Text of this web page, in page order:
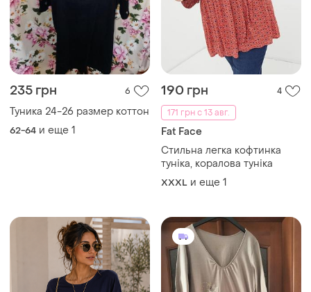
235 грн 6
Туника 24-26 размер коттон
62-64 и еще
190 грн
171 грн с 13 авг.
Стильна легка кофтинка
и еще